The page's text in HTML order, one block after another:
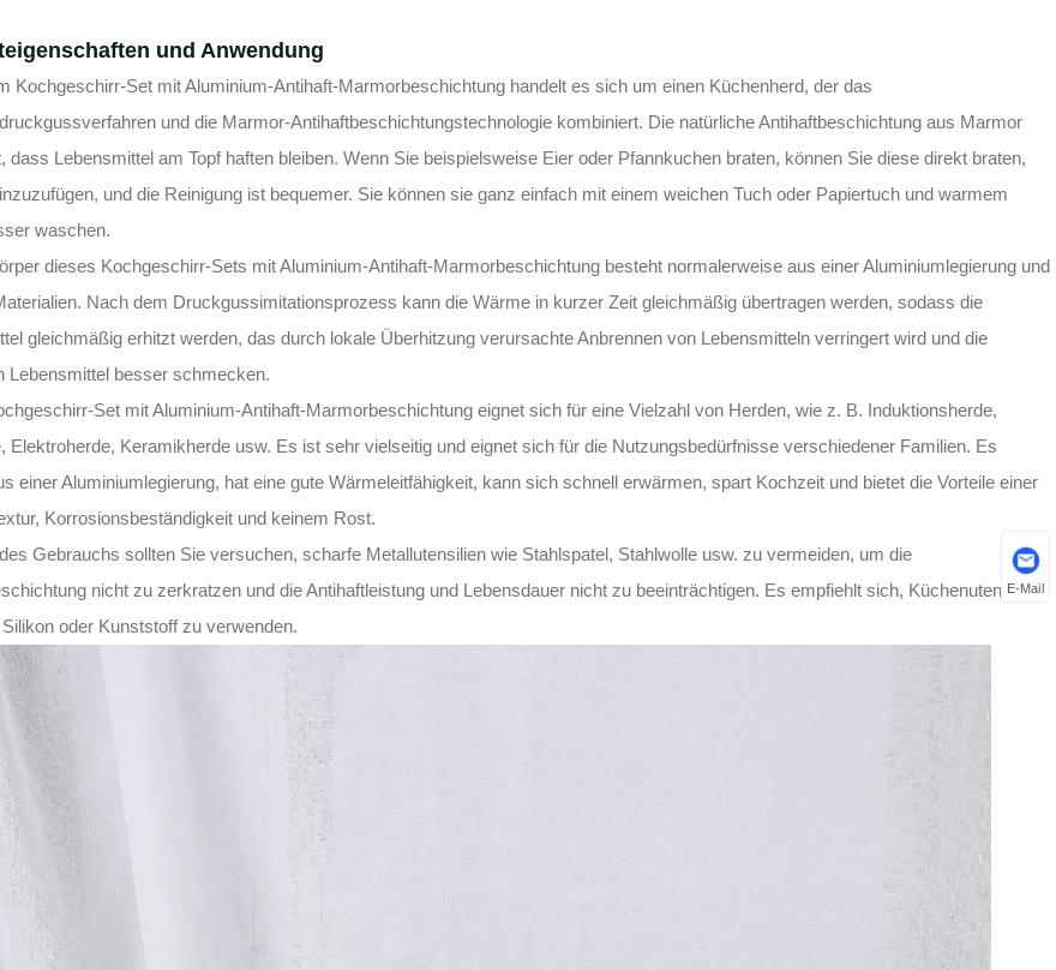
und Anwendung
Kochgeschirr-Set mit Aluminium-Antihaft-Marmorbeschichtung handelt es sich um einen Küchenherd, der das
und die Marmor-Antihaftbeschichtungstechnologie kombiniert. Die natürliche Antihaftbeschichtung aus Marmor
dass Lebensmittel am Topf haften bleiben. Wenn Sie beispielsweise Eier oder Pfannkuchen braten, können Sie diese direkt braten,
und die Reinigung ist bequemer. Sie können sie ganz einfach mit einem weichen Tuch oder Papiertuch und warmem
waschen.
dieses Kochgeschirr-Sets mit Aluminium-Antihaft-Marmorbeschichtung besteht normalerweise aus einer Aluminiumlegierung und
Nach dem Druckgussimitationsprozess kann die Wärme in kurzer Zeit gleichmäßig übertragen werden, sodass die
gleichmäßig erhitzt werden, das durch lokale Überhitzung verursachte Anbrennen von Lebensmitteln verringert wird und die
Lebensmittel besser schmecken.
Set mit Aluminium-Antihaft-Marmorbeschichtung eignet sich für eine Vielzahl von Herden, wie z. B. Induktionsherde,
Elektroherde, Keramikherde usw. Es ist sehr vielseitig und eignet sich für die Nutzungsbedürfnisse verschiedener Familien. Es
einer Aluminiumlegierung, hat eine gute Wärmeleitfähigkeit, kann sich schnell erwärmen, spart Kochzeit und bietet die Vorteile einer
Korrosionsbeständigkeit und keinem Rost.
Gebrauchs sollten Sie versuchen, scharfe Metallutensilien wie Stahlspatel, Stahlwolle usw. zu vermeiden, um die
nicht zu zerkratzen und die Antihaftleistung und Lebensdauer nicht zu beeinträchtigen. Es empfiehlt sich, Küchenutensilien
oder Kunststoff zu verwenden.
E-Mail